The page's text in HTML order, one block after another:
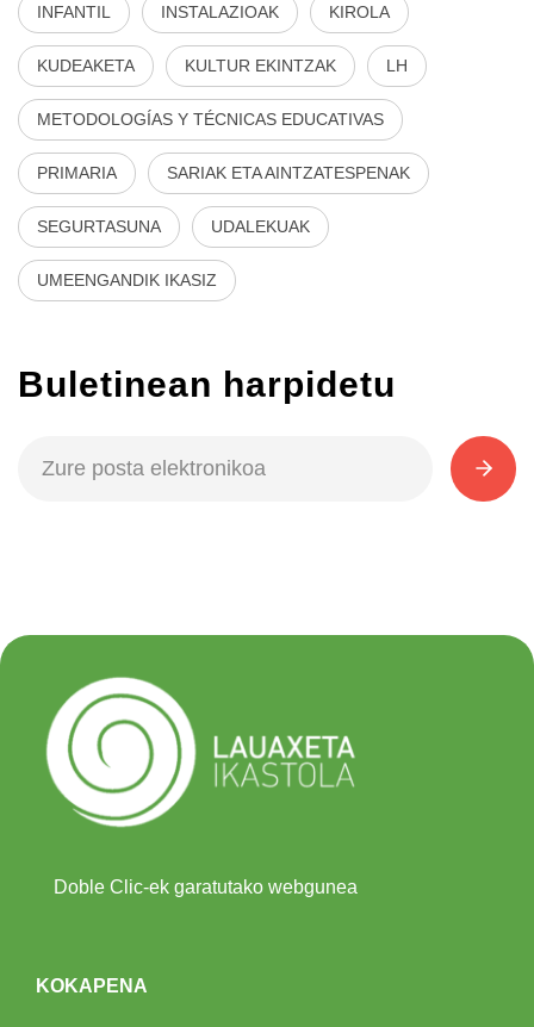
INFANTIL INSTALAZIOAK KIROLA
KUDEAKETA KULTUR EKINTZAK LH
METODOLOGÍAS Y TÉCNICAS EDUCATIVAS
PRIMARIA SARIAK ETA AINTZATESPENAK
SEGURTASUNA UDALEKUAK
UMEENGANDIK IKASIZ
Buletinean harpidetu
Doble Clic-ek garatutako webgunea
KOKAPENA